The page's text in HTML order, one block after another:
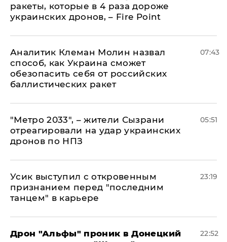
ракеты, которые в 4 раза дороже
украинских дронов, – Fire Point
Аналитик Клеман Молин назвал
способ, как Украина сможет
обезопасить себя от российских
баллистических ракет
07:43
"Метро 2033", – жители Сызрани
отреагировали на удар украинских
дронов по НПЗ
05:51
Усик выступил с откровенным
признанием перед "последним
танцем" в карьере
23:19
Дрон "Альфы" проник в Донецкий
22:52